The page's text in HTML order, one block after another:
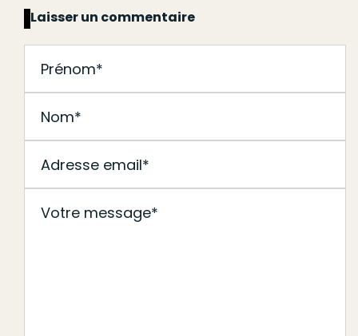
Laisser un commentaire